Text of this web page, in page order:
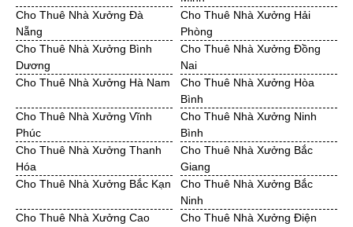
Bán Đất KCN Quảng Ngãi
Bán Đất KCN Bà Rịa - VT
Bán Đất KCN Cần Thơ
Bán Đất KCN An Giang
Bán Đất KCN Bạc Liêu
Bán Đất KCN Bến Tre
Bán Đất KCN Bình Phước
Bán Đất KCN Cà Mau
Bán Đất KCN Đồng Tháp
Bán Đất KCN Hậu Giang
Bán Đất KCN Kiên Giang
Bán Đất KCN Long An
Bán Đất KCN Sóc Trăng
Bán Đất KCN Tây Ninh
Bán Đất KCN Tiền Giang
Bán Đất KCN Trà Vinh
Bán Đất KCN Vĩnh Long
Bán Đất KCN Hải Dương
Bán Đất KCN Hưng Yên
Bán Đất KCN Quảng Ninh
Cho Thuê Nhà Xưởng Đà
Nẵng
Cho Thuê Nhà Xưởng Hải
Phòng
Cho Thuê Nhà Xưởng Bình
Dương
Cho Thuê Nhà Xưởng Đồng
Nai
Cho Thuê Nhà Xưởng Hà Nam
Cho Thuê Nhà Xưởng Hòa
Bình
Cho Thuê Nhà Xưởng Vĩnh
Phúc
Cho Thuê Nhà Xưởng Ninh
Bình
Cho Thuê Nhà Xưởng Thanh
Hóa
Cho Thuê Nhà Xưởng Bắc
Giang
Cho Thuê Nhà Xưởng Bắc Kạn
Cho Thuê Nhà Xưởng Bắc
Ninh
Cho Thuê Nhà Xưởng Cao
Cho Thuê Nhà Xưởng Điện